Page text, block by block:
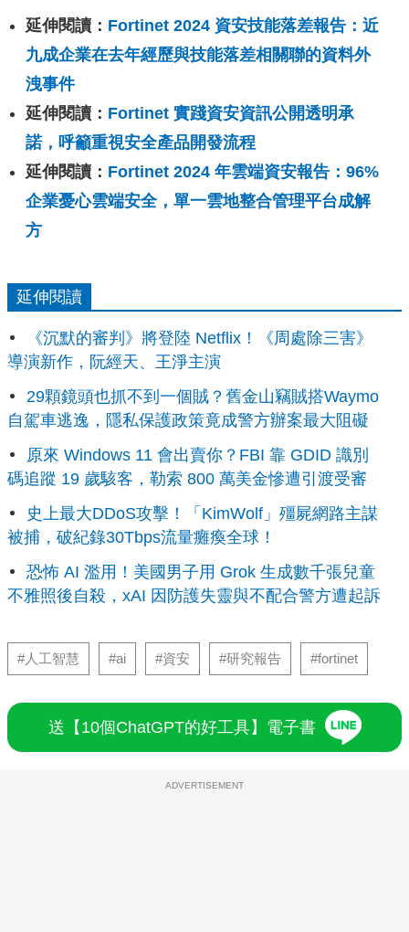
延伸閱讀： Fortinet 2024 資安技能落差報告：近
九成企業在去年經歷與技能落差相關聯的資料外
洩事件
延伸閱讀： Fortinet 實踐資安資訊公開透明承
諾，呼籲重視安全產品開發流程
延伸閱讀： Fortinet 2024 年雲端資安報告：96%
企業憂心雲端安全，單一雲地整合管理平台成解
方
延伸閱讀
《沉默的審判》將登陸 Netflix！《周處除三害》
導演新作，阮經天、王淨主演
29顆鏡頭也抓不到一個賊？舊金山竊賊搭Waymo
自駕車逃逸，隱私保護政策竟成警方辦案最大阻礙
原來 Windows 11 會出賣你？FBI 靠 GDID 識別
碼追蹤 19 歲駭客，勒索 800 萬美金慘遭引渡受審
史上最大DDoS攻擊！「KimWolf」殭屍網路主謀
被捕，破紀錄30Tbps流量癱瘓全球！
恐怖 AI 濫用！美國男子用 Grok 生成數千張兒童
不雅照後自殺，xAI 因防護失靈與不配合警方遭起訴
#人工智慧 #ai #資安 #研究報告 #fortinet
送【10個ChatGPT的好工具】電子書
ADVERTISEMENT